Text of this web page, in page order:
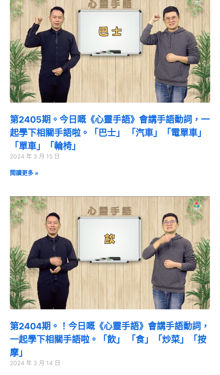
第2405期。今日嘅《心靈手語》會講手語動詞，一
起學下相關手語啦。「巴士」 「汽車」「電單車」
「單車」「輪椅」
2024 年 3 月 15 日
閱讀更多 »
第2404期。！今日嘅《心靈手語》會講手語動詞，
一起學下相關手語啦。「飲」 「食」「炒菜」「按
摩」
2024 年 3 月 14 日